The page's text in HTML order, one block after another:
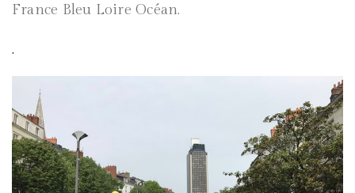
France Bleu Loire Océan.
.